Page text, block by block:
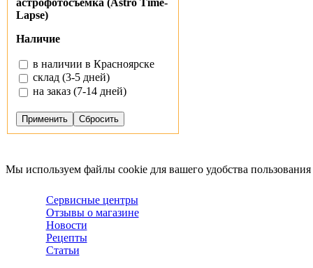
Lapse)
Наличие
в наличии в Красноярске
склад (3-5 дней)
на заказ (7-14 дней)
Мы используем файлы cookie для вашего удобства
Сервисные центры
Отзывы о магазине
Новости
Рецепты
Статьи